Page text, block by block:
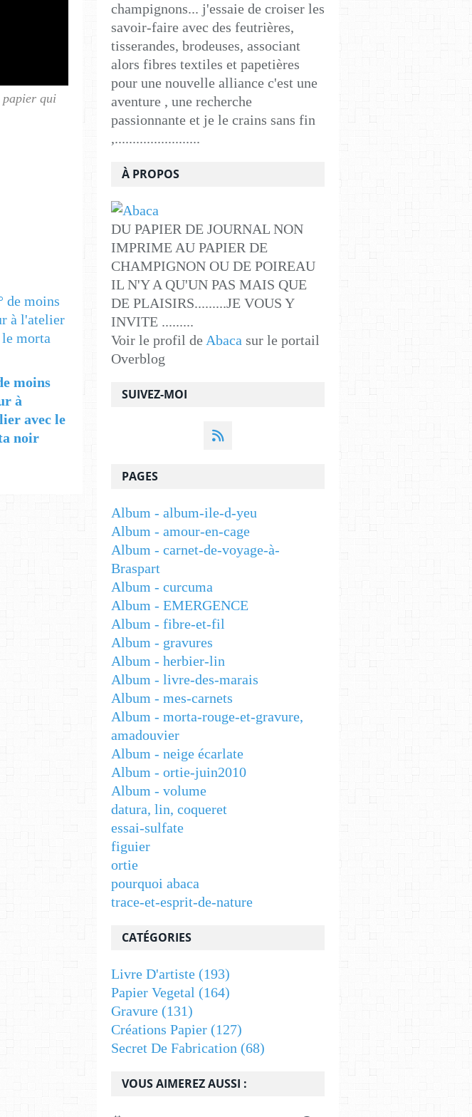
papier qui
moins
à
avec le
noir
SUIVEZ-MOI
champignons... j'essaie de croiser les
savoir-faire avec des feutrières,
tisserandes, brodeuses, associant
alors fibres textiles et papetières
pour une nouvelle alliance c'est une
aventure , une recherche
passionnante et je le crains sans fin
,........................
À PROPOS
DU PAPIER DE JOURNAL NON
IMPRIME AU PAPIER DE
CHAMPIGNON OU DE POIREAU
IL N'Y A QU'UN PAS MAIS QUE
DE PLAISIRS.........JE VOUS Y
INVITE .........
Voir le profil de Abaca sur le portail
Overblog
VOUS AIMEREZ AUSSI :
PAGES
Album - album-ile-d-yeu
Album - amour-en-cage
Album - carnet-de-voyage-à-
Braspart
Album - curcuma
Album - EMERGENCE
Album - fibre-et-fil
Album - gravures
Album - herbier-lin
Album - livre-des-marais
Album - mes-carnets
Album - morta-rouge-et-gravure,
amadouvier
Album - neige écarlate
Album - ortie-juin2010
Album - volume
datura, lin, coqueret
essai-sulfate
figuier
ortie
pourquoi abaca
trace-et-esprit-de-nature
CATÉGORIES
Livre D'artiste (193)
Papier Vegetal (164)
Gravure (131)
Créations Papier (127)
Secret De Fabrication (68)